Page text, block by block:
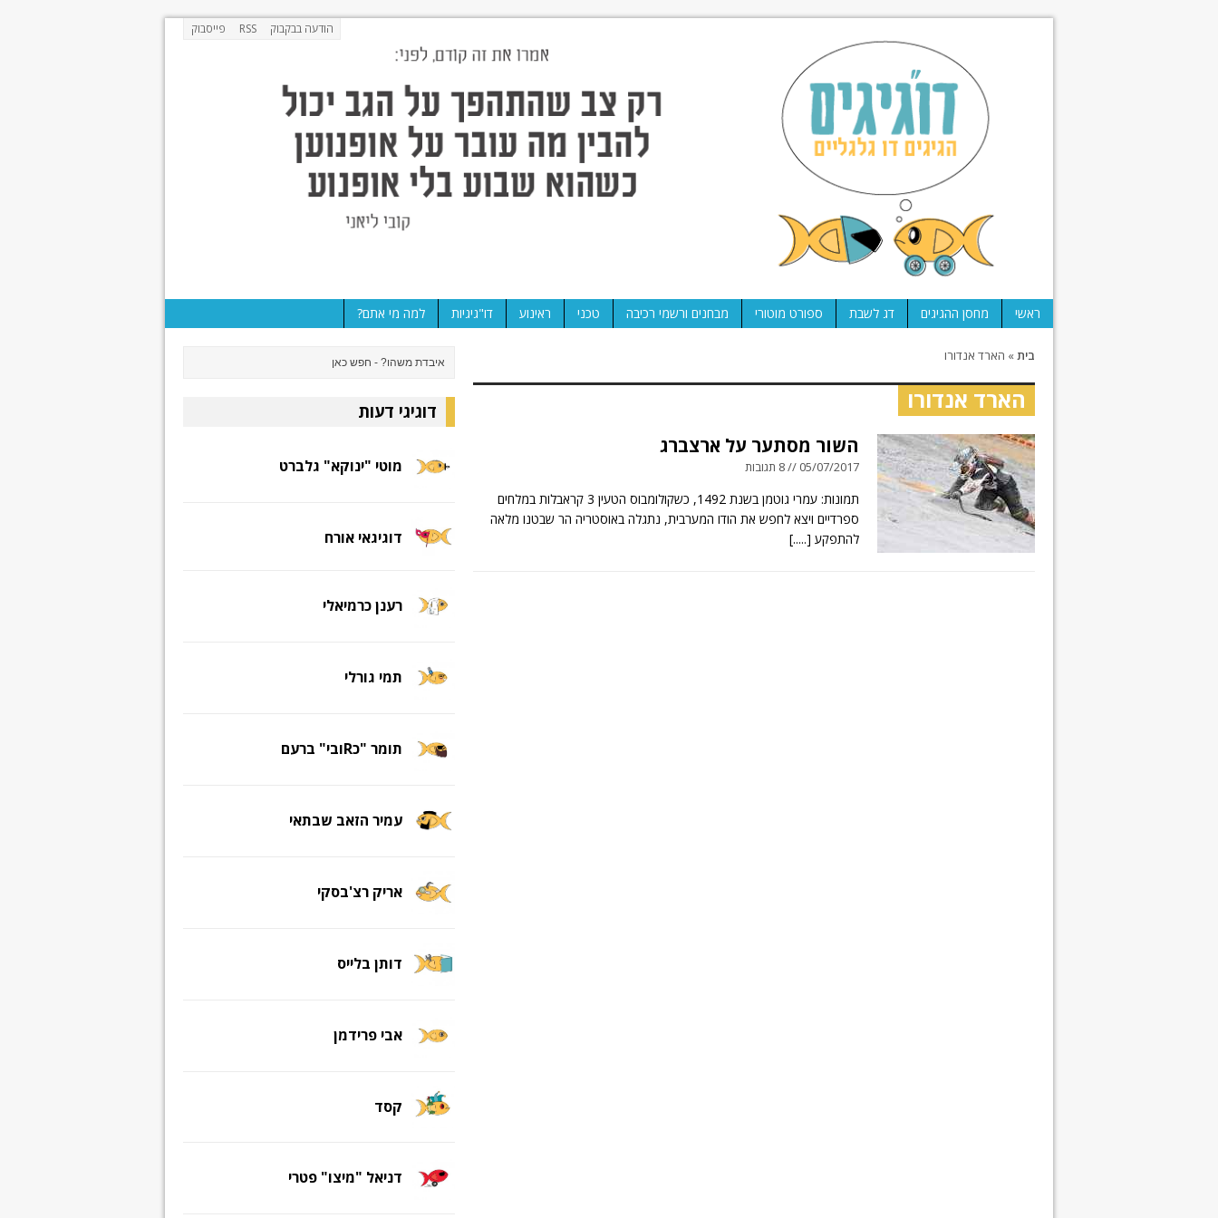
הודעה בבקבוק RSS פייסבוק
ראשי מחסן ההגיגים דג לשבת ספורט מוטורי מבחנים ורשמי רכיבה טכני ראינוע דו"גיגיות למה מי אתם?
בית» הארד אנדורו
הארד אנדורו
השור מסתער על ארצברג
05/07/2017 // 8 תגובות
תמונות: עמרי גוטמן בשנת 1492, כשקולומבוס הטעין 3 קראבלות במלחים
ספרדיים ויצא לחפש את הודו המערבית, נתגלה באוסטריה הר שבטנו מלאה
להתפקע [.....]
דוגיגי דעות
מוטי "ינוקא" גלברט
דוגיגאי אורח
רענן כרמיאלי
תמי גורלי
תומר "כRובי" ברעם
עמיר הזאב שבתאי
אריק רצ'בסקי
דותן בלייס
אבי פרידמן
קסד
דניאל "מיצו" פטרי